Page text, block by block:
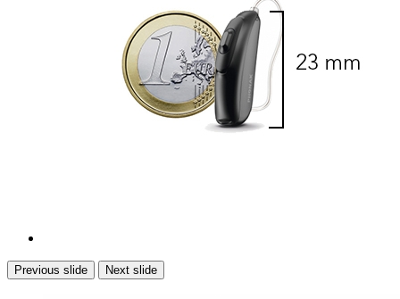
Previous slide Next slide